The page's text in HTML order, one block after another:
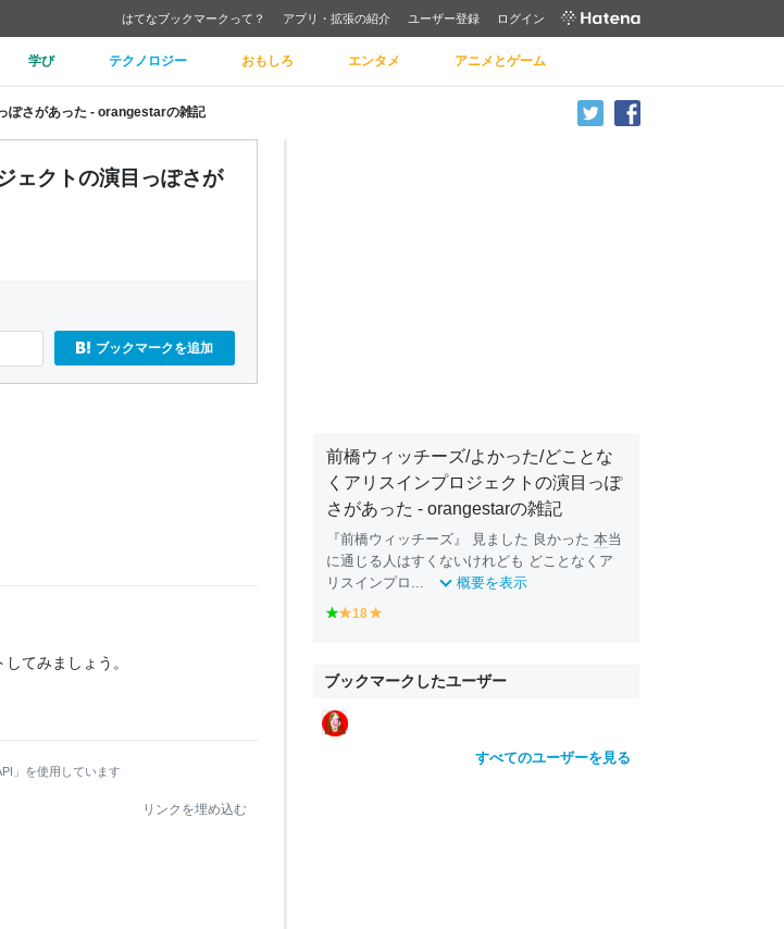
はてなブックマークって？ アプリ・拡張の紹介 ユーザー登録 ログイン
学び テクノロジー おもしろ エンタメ アニメとゲーム
ぽさがあった - orangestarの雑記
ェクトの演目っぽさが
ブックマークを追加
てみましょう。
」を使用しています
リンクを埋め込む
前橋ウィッチーズ/よかった/どことな
くアリスインプロジェクトの演目っぽ
さがあった - orangestarの雑記
『前橋ウィッチーズ』 見ました 良かった 本当
に通じる人はすくないけれども どことなくア
リスインプロ...
概要を表示
g
e
n
y
o
w
18
o
ブックマークしたユーザー
すべてのユーザーを見る